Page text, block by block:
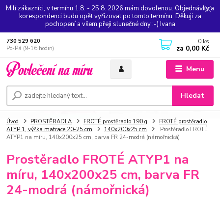
Milí zákazníci, v termínu 1.8. - 25.8. 2026 mám dovolenou. Objednávky a
korespondenci budu opět vyřizovat po tomto termínu. Děkuji za
pochopení a všem přeji slunečné dny :-) Ivana
Menu
Hledat
730 529 620
Po-Pá (9-16 hodin)
0 ks
za 0,00 Kč
Úvod PROSTĚRADLA FROTÉ prostěradlo 190 g
FROTÉ prostěradlo
ATYP 1, výška matrace 20-25 cm
140x200x25 cm
Prostěradlo FROTÉ
ATYP1 na míru, 140x200x25 cm, barva FR 24-modrá (námořnická)
Prostěradlo FROTÉ ATYP1 na
míru, 140x200x25 cm, barva FR
24-modrá (námořnická)